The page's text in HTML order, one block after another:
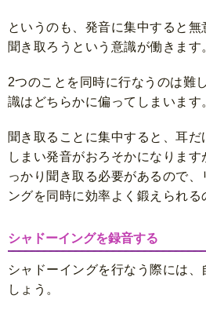
というのも、発音に集中すると無
聞き取ろうという意識が働きます
2つのことを同時に行なうのは難
識はどちらかに偏ってしまいます
聞き取ることに集中すると、耳だ
しまい発音がおろそかになりま
っかり聞き取る必要があるので
ングを同時に効率よく鍛えられる
シャドーイングを録音する
シャドーイングを行なう際には、
しょう。